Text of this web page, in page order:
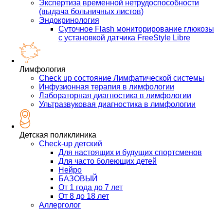
Экспертиза временной нетрудоспособности
(выдача больничных листов)
Эндокринология
Суточное Flash мониторирование глюкозы
с установкой датчика FreeStyle Libre
Лимфология
Check up состояние Лимфатической системы
Инфузионная терапия в лимфологии
Лабораторная диагностика в лимфологии
Ультразвуковая диагностика в лимфологии
Детская поликлиника
Check-up детский
Для настоящих и будущих спортсменов
Для часто болеющих детей
Нейро
БАЗОВЫЙ
От 1 года до 7 лет
От 8 до 18 лет
Аллерголог